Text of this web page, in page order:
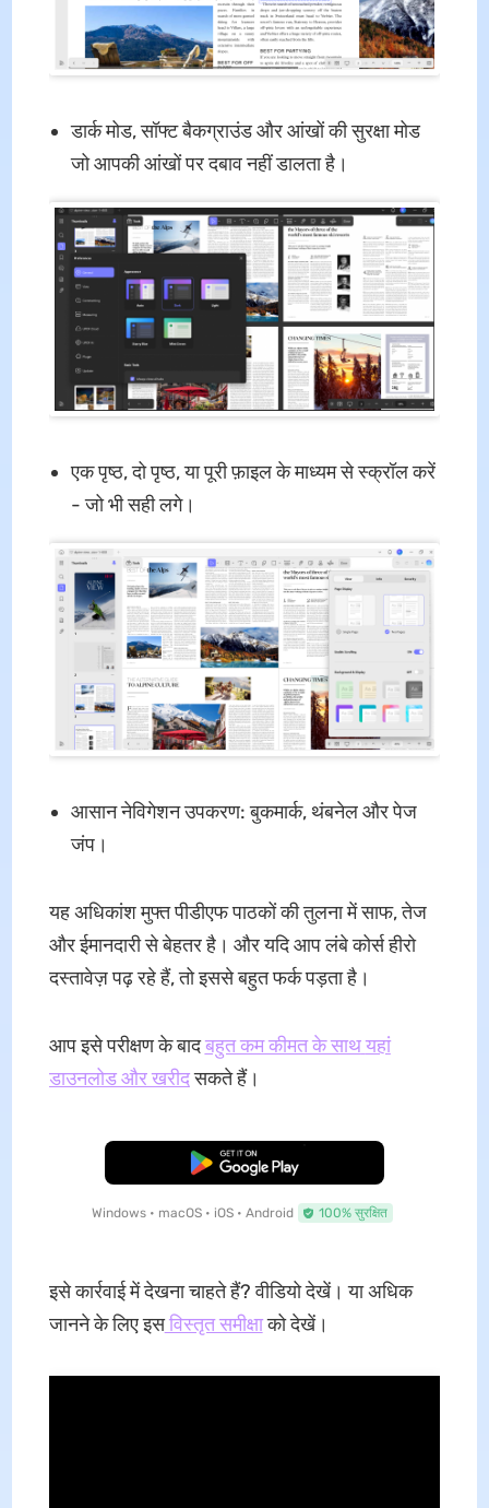
डार्क मोड, सॉफ्ट बैकग्राउंड और आंखों की सुरक्षा मोड
जो आपकी आंखों पर दबाव नहीं डालता है।
एक पृष्ठ, दो पृष्ठ, या पूरी फ़ाइल के माध्यम से स्क्रॉल करें
- जो भी सही लगे।
आसान नेविगेशन उपकरण: बुकमार्क, थंबनेल और पेज
जंप।
यह अधिकांश मुफ्त पीडीएफ पाठकों की तुलना में साफ, तेज
और ईमानदारी से बेहतर है। और यदि आप लंबे कोर्स हीरो
दस्तावेज़ पढ़ रहे हैं, तो इससे बहुत फर्क पड़ता है।
आप इसे परीक्षण के बादबहुत कम कीमत के साथयहां
डाउनलोड और खरीदसकते हैं।
मुफ्त डाउनलोड
Windows • macOS • iOS • Android 100% सुरक्षित
इसे कार्रवाई में देखना चाहते हैं? वीडियोदेखें। या अधिक
जानने के लिए इसविस्तृत समीक्षाको देखें।